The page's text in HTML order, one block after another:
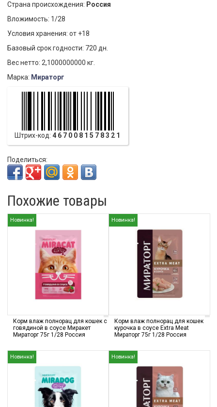
Страна происхождения: Россия
Вложимость: 1/28
Условия хранения: от +18
Базовый срок годности: 720 дн.
Вес нетто: 2,1000000000 кг.
Марка: Мираторг
Штрих-код: 4670081578321
Поделиться:
Похожие товары
Новинка!
Корм влаж полнорац для кошек с
говядиной в соусе Миракет
Мираторг 75г 1/28 Россия
Новинка!
Корм влаж полнорац для кошек
курочка в соусе Extra Meat
Мираторг 75г 1/28 Россия
Новинка! Новинка!